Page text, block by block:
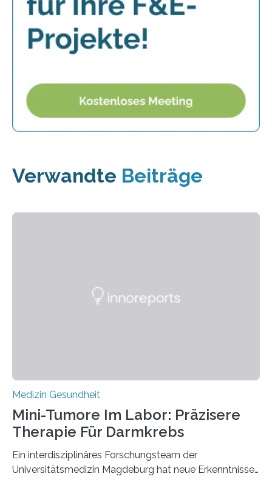
Verwandte Beiträge
Medizin Gesundheit
Mini-Tumore Im Labor: Präzisere
Therapie Für Darmkrebs
Ein interdisziplinäres Forschungsteam der
Universitätsmedizin Magdeburg hat neue Erkenntnisse